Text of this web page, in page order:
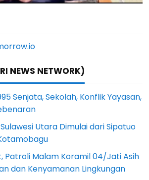
NEWS NETWORK)
Senjata, Sekolah, Konflik Yayasan,
Utara Dimulai dari Sipatuo
Patroli Malam Koramil 04/Jati Asih
dan Kenyamanan Lingkungan